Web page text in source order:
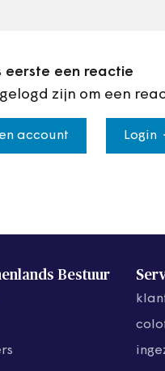
eerste een reactie
zijn om een
account Login
Bestuur